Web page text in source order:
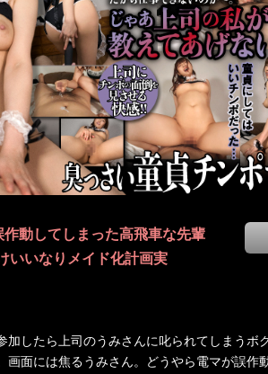
動してしまった高飛車な先輩
いいなりメイド化計画実
加したら上司のうみさんに叱られてしまうボ
画面には焦るうみさん。どうやら電マが誤作